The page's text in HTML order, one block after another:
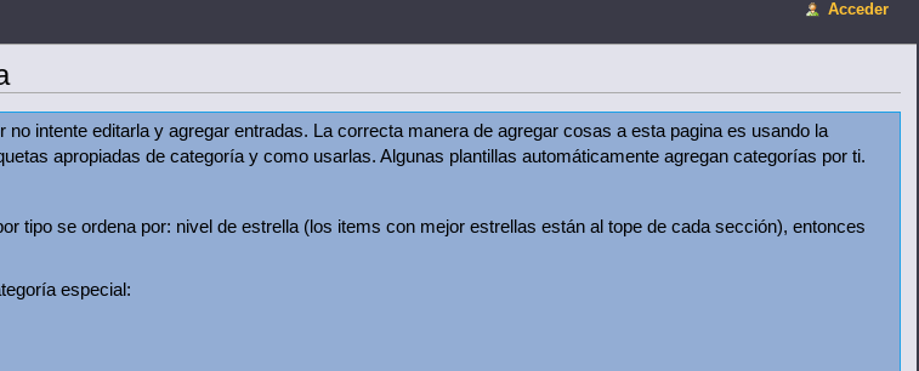
no intente editarla y agregar entradas. La correcta manera de agregar cosas a esta pagina es usando la
apropiadas de categoría y como usarlas. Algunas plantillas automáticamente agregan categorías por ti.
tipo se ordena por: nivel de estrella (los items con mejor estrellas están al tope de cada sección), entonces
especial:
Acceder